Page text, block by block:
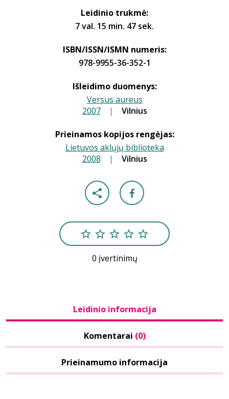
Leidinio trukmė:
7 val. 15 min. 47 sek.
ISBN/ISSN/ISMN numeris:
978-9955-36-352-1
Išleidimo duomenys:
Versus aureus
2007 | Vilnius
Prieinamos kopijos rengėjas:
Lietuvos aklųjų biblioteka
2008 | Vilnius
0 įvertinimų
Leidinio informacija
Komentarai (0)
Prieinamumo informacija